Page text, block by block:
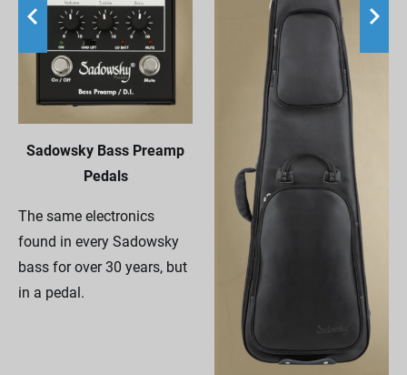
Sadowsky Bass Preamp
Pedals
The same electronics
found in every Sadowsky
bass for over 30 years, but
in a pedal.